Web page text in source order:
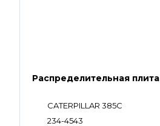
Распределительная плита
CATERPILLAR 385C
234-4543